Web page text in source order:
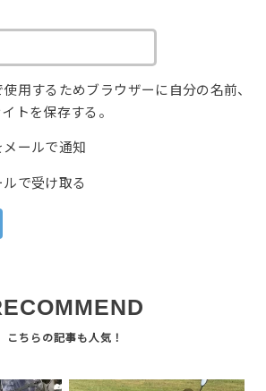
用するためブラウザーに自分の名前、
トを保存する。
ールで通知
で受け取る